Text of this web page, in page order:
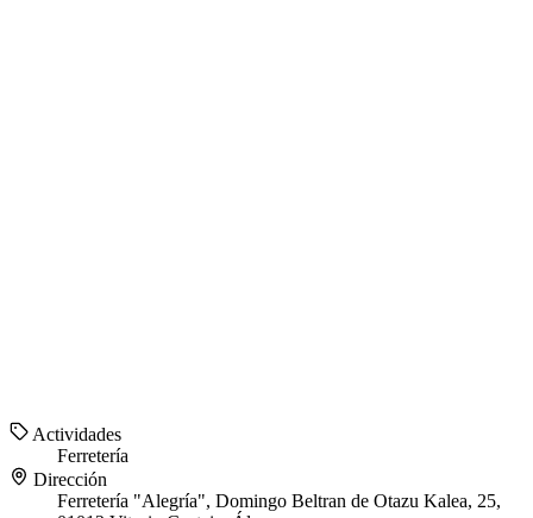
Actividades
Ferretería
Dirección
Ferretería "Alegría", Domingo Beltran de Otazu Kalea, 25,